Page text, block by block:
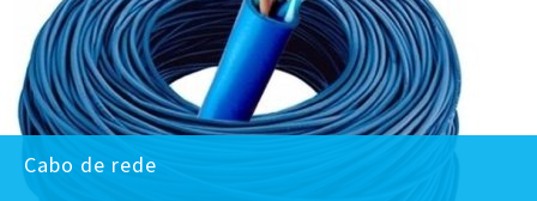
Cabo de rede